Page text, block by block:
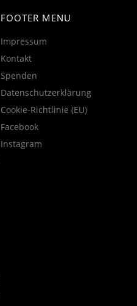
FOOTER MENU
Impressum
Kontakt
Spenden
Datenschutzerklärung
Cookie-Richtlinie (EU)
Facebook
Instagram